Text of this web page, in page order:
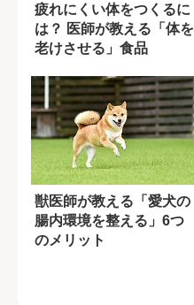
疲れにくい体をつくるに
は？ 医師が教える「体を
老けさせる」食品
獣医師が教える「愛犬の
腸内環境を整える」6つ
のメリット